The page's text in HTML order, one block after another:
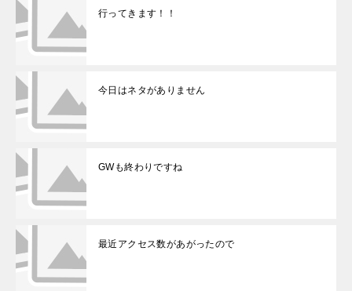
行ってきます！！
今日はネタがありません
GWも終わりですね
最近アクセス数があがったので